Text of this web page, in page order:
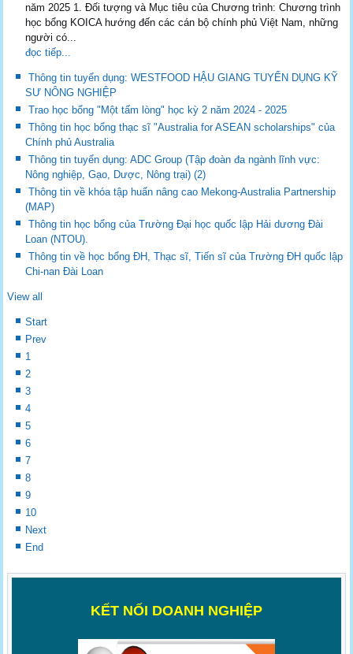
năm 2025 1. Đối tượng và Mục tiêu của Chương trình: Chương trình
học bổng KOICA hướng đến các cán bộ chính phủ Việt Nam, những
người có...
đọc tiếp...
Thông tin tuyển dụng: WESTFOOD HẬU GIANG TUYỂN DỤNG KỸ
SƯ NÔNG NGHIỆP
Trao học bổng "Một tấm lòng" học kỳ 2 năm 2024 - 2025
Thông tin học bổng thạc sĩ "Australia for ASEAN scholarships" của
Chính phủ Australia
Thông tin tuyển dụng: ADC Group (Tập đoàn đa ngành lĩnh vực:
Nông nghiệp, Gạo, Dược, Nông trại) (2)
Thông tin về khóa tập huấn nâng cao Mekong-Australia Partnership
(MAP)
Thông tin học bổng của Trường Đại học quốc lập Hải dương Đài
Loan (NTOU).
Thông tin về học bổng ĐH, Thạc sĩ, Tiến sĩ của Trường ĐH quốc lập
Chi-nan Đài Loan
View all
Start
Prev
1
2
3
4
5
6
7
8
9
10
Next
End
KẾT NỐI DOANH NGHIỆP